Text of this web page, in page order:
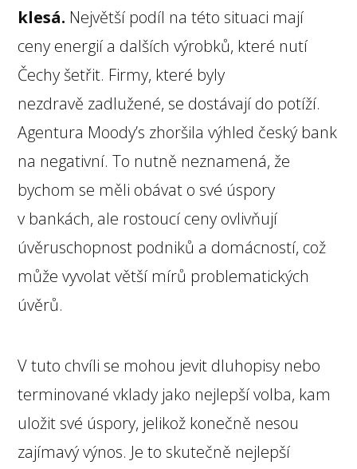
klesá. Největší podíl na této situaci mají
ceny energií a dalších výrobků, které nutí
Čechy šetřit. Firmy, které byly
nezdravě zadlužené, se dostávají do potíží.
Agentura Moody’s zhoršila výhled český bank
na negativní. To nutně neznamená, že
bychom se měli obávat o své úspory
v bankách, ale rostoucí ceny ovlivňují
úvěruschopnost podniků a domácností, což
může vyvolat větší mírů problematických
úvěrů.
V tuto chvíli se mohou jevit dluhopisy nebo
terminované vklady jako nejlepší volba, kam
uložit své úspory, jelikož konečně nesou
zajímavý výnos. Je to skutečně nejlepší